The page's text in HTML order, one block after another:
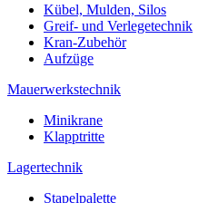
Kübel, Mulden, Silos
Greif- und Verlegetechnik
Kran-Zubehör
Aufzüge
Mauerwerkstechnik
Minikrane
Klapptritte
Lagertechnik
Stapelpalette